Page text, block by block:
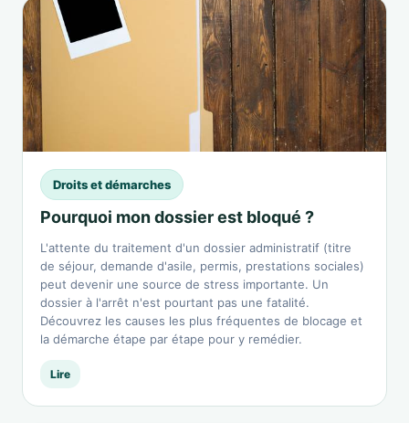
Droits et démarches
Pourquoi mon dossier est bloqué ?
L'attente du traitement d'un dossier administratif (titre
de séjour, demande d'asile, permis, prestations sociales)
peut devenir une source de stress importante. Un
dossier à l'arrêt n'est pourtant pas une fatalité.
Découvrez les causes les plus fréquentes de blocage et
la démarche étape par étape pour y remédier.
Lire